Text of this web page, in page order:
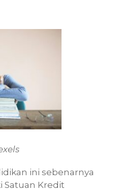
ini sebenarnya
Satuan Kredit